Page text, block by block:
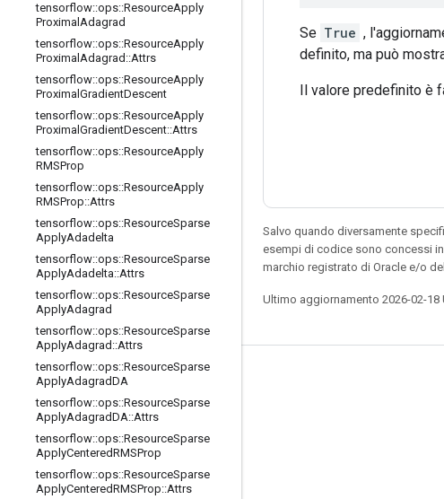
tensorflow::ops::ResourceApply
Proximal Adagrad
tensorflow::ops::ResourceApply
Proximal Adagrad ::Attrs
tensorflow::ops::ResourceApply
Proximal GradientDescent
tensorflow::ops::ResourceApply
Proximal GradientDescent::Attrs
tensorflow::ops::ResourceApply
RMSProp
tensorflow::ops::ResourceApply
RMSProp::Attrs
tensorflow::ops::ResourceSparse
ApplyAdadelta
tensorflow::ops::ResourceSparse
ApplyAdadelta::Attrs
tensorflow::ops::ResourceSparse
ApplyAdagrad
tensorflow::ops::ResourceSparse
ApplyAdagrad ::Attrs
tensorflow::ops::ResourceSparse
ApplyAdagradDA
tensorflow::ops::ResourceSparse
ApplyAdagradDA::Attrs
tensorflow::ops::ResourceSparse
ApplyCenteredRMSProp
tensorflow::ops::ResourceSparse
ApplyCenteredRMSProp::Attrs
Se True ,
definito, ma può
Il valore predefinito è
Salvo quando diversamente
esempi di codice sono concessi
marchio registrato di Oracle e/o
Ultimo aggiornamento 2026-02-18
Resta connesso
Blog
Forum
Twitter